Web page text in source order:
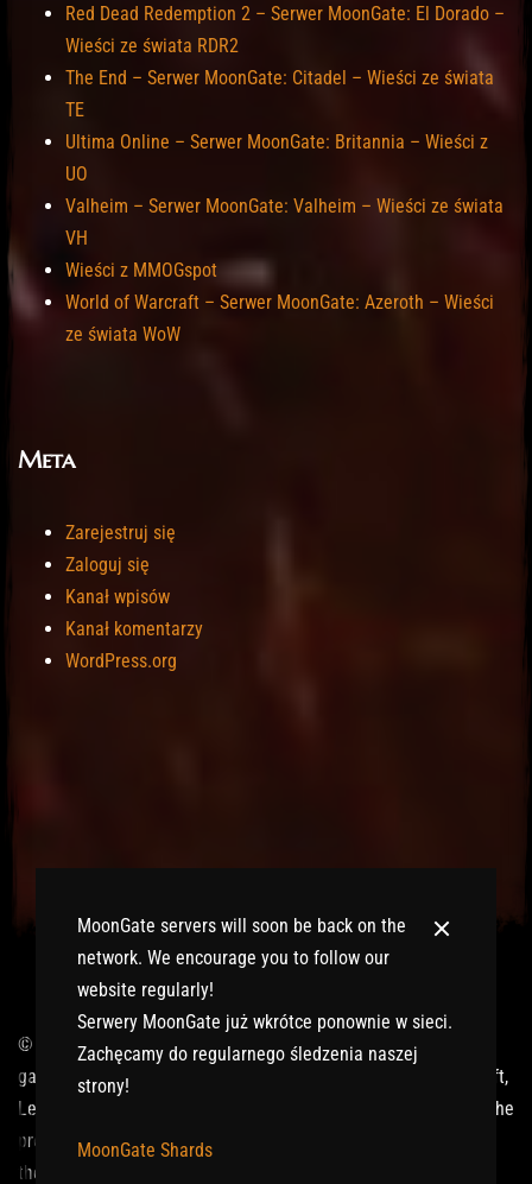
Red Dead Redemption 2 – Serwer MoonGate: El Dorado –
Wieści ze świata RDR2
The End – Serwer MoonGate: Citadel – Wieści ze świata
TE
Ultima Online – Serwer MoonGate: Britannia – Wieści z
UO
Valheim – Serwer MoonGate: Valheim – Wieści ze świata
VH
Wieści z MMOGspot
World of Warcraft – Serwer MoonGate: Azeroth – Wieści
ze świata WoW
Meta
Zarejestruj się
Zaloguj się
Kanał wpisów
Kanał komentarzy
WordPress.org
© 2017-2026 MMOGspot. The logos and names of individual
games (Ultima Online, Valheim, Conan Exiles, World of Warcraft,
Legends of Aria, Black Desert Online, The End, Archeage) are the
property of their publishers. MoonGate servers are not kept by
them.
MoonGate servers will soon be back on the
network. We encourage you to follow our
website regularly!
Serwery MoonGate już wkrótce ponownie w sieci.
Zachęcamy do regularnego śledzenia naszej
strony!
MoonGate Shards